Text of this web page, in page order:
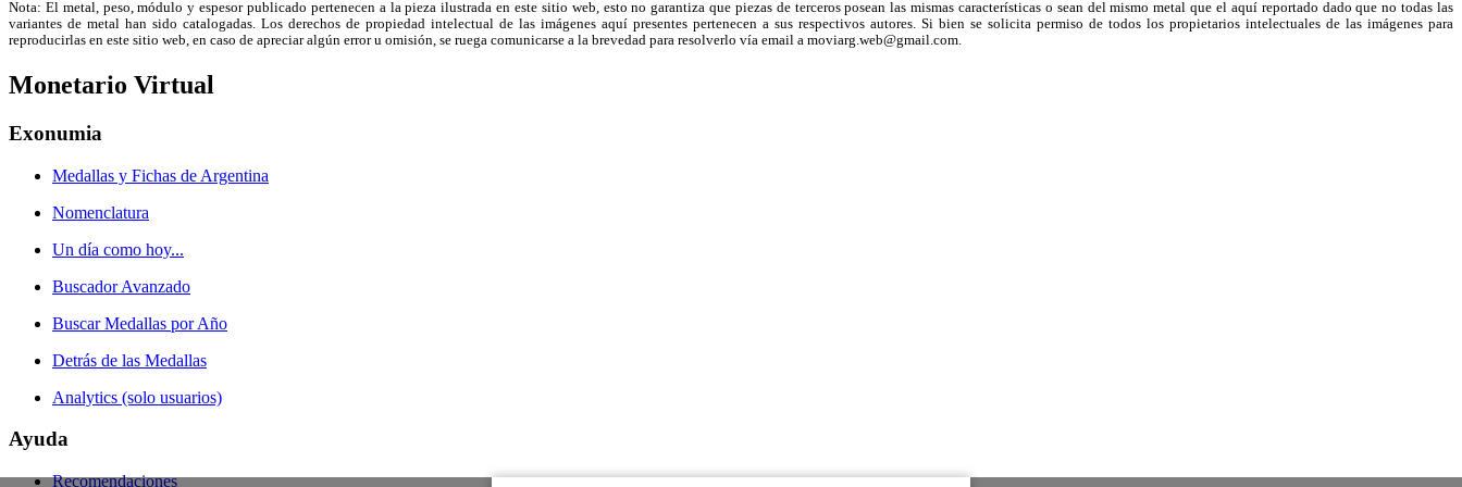
Nota: El metal, peso, módulo y espesor publicado pertenecen a la pieza ilustrada en este sitio web, esto no garantiza que piezas de terceros posean las mismas características o sean del mismo metal que el aquí reportado dado que no todas las
variantes de metal han sido catalogadas. Los derechos de propiedad intelectual de las imágenes aquí presentes pertenecen a sus respectivos autores. Si bien se solicita permiso de todos los propietarios intelectuales de las imágenes para
reproducirlas en este sitio web, en caso de apreciar algún error u omisión, se ruega comunicarse a la brevedad para resolverlo vía email a moviarg.web@gmail.com.
Monetario Virtual
Exonumia
Medallas y Fichas de Argentina
Nomenclatura
Un día como hoy...
Buscador Avanzado
Buscar Medallas por Año
Detrás de las Medallas
Analytics (solo usuarios)
Ayuda
Recomendaciones